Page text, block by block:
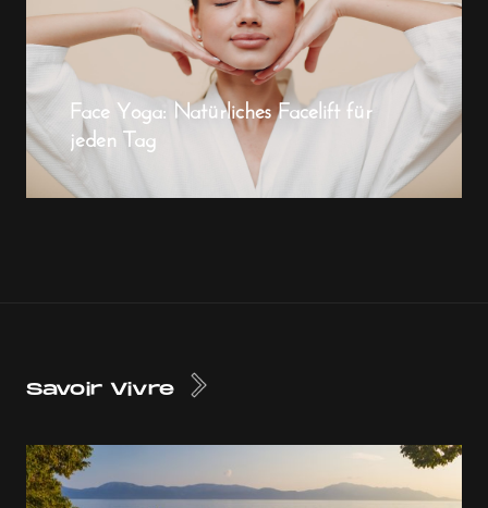
Face Yoga: Natürliches Facelift für
jeden Tag
Savoir Vivre